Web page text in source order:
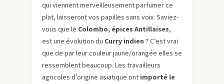
qui viennent merveilleusement parfumer ce
plat, laisseront vos papilles sans voix. Saviez-
vous que le Colombo, épices Antillaises,
est une évolution du Curry indien ? C’est vrai
que de par leur couleur jaune/orangée elles se
ressemblent beaucoup. Les travailleurs
agricoles d’origine asiatique ont importé le